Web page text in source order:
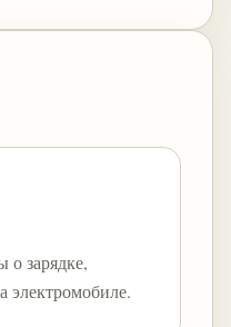
о зарядке,
электромобиле.